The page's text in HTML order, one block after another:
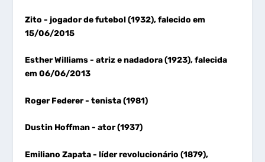
Zito- jogador de futebol (1932), falecido em
15/06/2015
Esther Williams- atriz e nadadora (1923), falecida
em 06/06/2013
Roger Federer- tenista (1981)
Dustin Hoffman- ator (1937)
Emiliano Zapata- líder revolucionário (1879),